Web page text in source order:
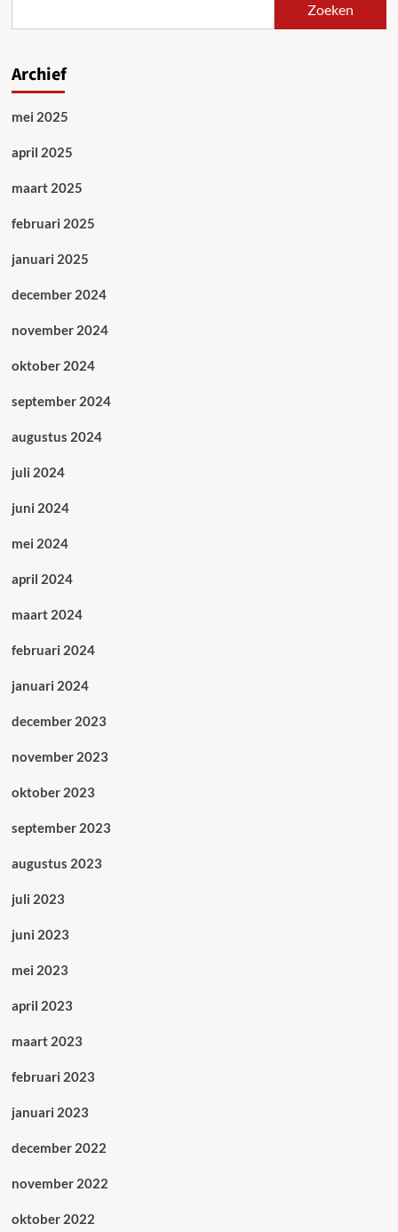
Tsjernobyl
Zoeken
Archief
mei 2025
april 2025
maart 2025
februari 2025
januari 2025
december 2024
november 2024
oktober 2024
september 2024
augustus 2024
juli 2024
juni 2024
mei 2024
april 2024
maart 2024
februari 2024
januari 2024
december 2023
november 2023
oktober 2023
september 2023
augustus 2023
juli 2023
juni 2023
mei 2023
april 2023
maart 2023
februari 2023
januari 2023
december 2022
november 2022
oktober 2022